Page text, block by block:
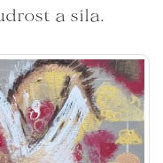
a síla.